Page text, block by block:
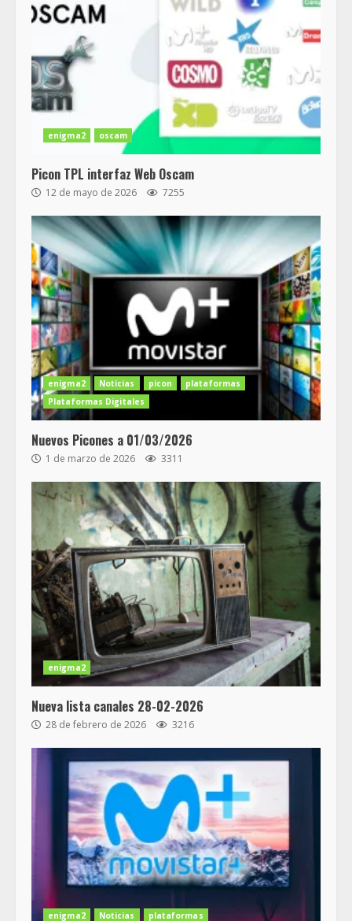
enigma2 oscam
Picon TPL interfaz Web Oscam
12 de mayo de 2026 7255
enigma2 Noticias picon
plataformas
Plataformas Digitales
Nuevos Picones a 01/03/2026
1 de marzo de 2026 3311
enigma2
Nueva lista canales 28-02-2026
28 de febrero de 2026 3216
enigma2 Noticias plataformas